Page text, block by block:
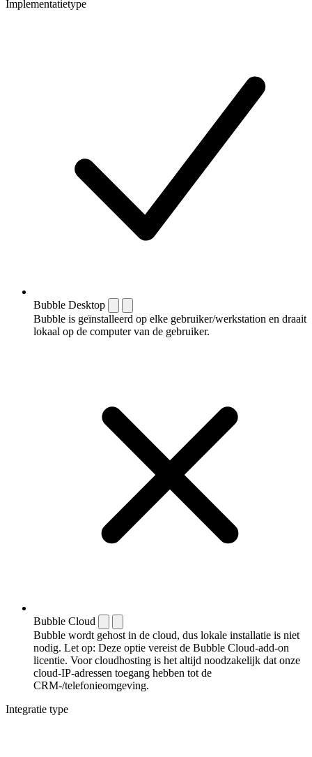
Implementatietype
Bubble Desktop
Bubble is geïnstalleerd op elke gebruiker/werkstation en draait
lokaal op de computer van de gebruiker.
Bubble Cloud
Bubble wordt gehost in de cloud, dus lokale installatie is niet
nodig. Let op: Deze optie vereist de Bubble Cloud-add-on
licentie. Voor cloudhosting is het altijd noodzakelijk dat onze
cloud-IP-adressen toegang hebben tot de
CRM-/telefonieomgeving.
Integratie type